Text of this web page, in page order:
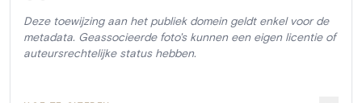
Deze toewijzing aan het publiek domein geldt enkel voor de
metadata. Geassocieerde foto's kunnen een eigen licentie of
auteursrechtelijke status hebben.